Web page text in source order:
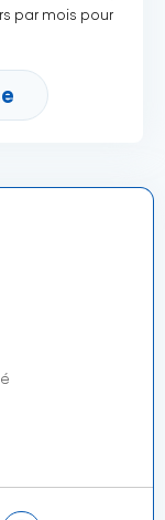
par mois pour